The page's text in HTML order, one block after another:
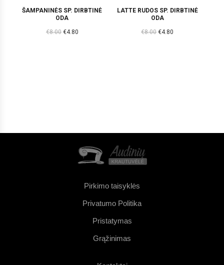
ŠAMPANINĖS SP. DIRBTINĖ
ODA
€8.00 €4.80
LATTE RUDOS SP. DIRBTINĖ
ODA
€8.00 €4.80
Pirkimo taisyklės
Privatumo Politika
Pristatymas
Grąžinimas